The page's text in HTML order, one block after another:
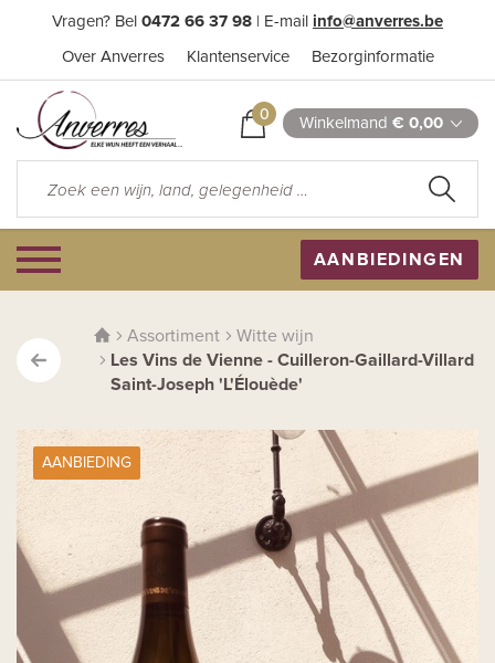
Vragen? Bel 0472 66 37 98 | E-mail info@anverres.be
Over Anverres Klantenservice Bezorginformatie
0 Winkelmand € 0,00
AANBIEDINGEN
Assortiment
Witte wijn
Les Vins de Vienne - Cuilleron-Gaillard-Villard
Saint-Joseph 'L'Élouède'
AANBIEDING